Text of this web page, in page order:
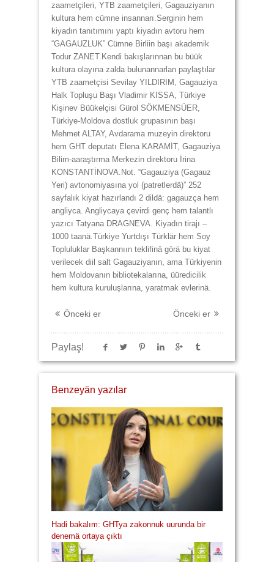
zaametçileri, YTB zaametçileri, Gagauziyanın
kultura hem cümne insannarı.Serginin hem
kiyadın tanıtımını yaptı kiyadın avtoru hem
“GAGAUZLUK” Cümne Birliin başı akademik
Todur ZANET.Kendi bakışlarınnan bu büük
kultura olayına zalda bulunannarlan paylaştılar
YTB zaametçisi Sevilay YILDIRIM, Gagauziya
Halk Topluşu Başı Vladimir KISSA, Türkiye
Kişinev Büükelçisi Gürol SÖKMENSÜER,
Türkiye-Moldova dostluk grupasının başı
Mehmet ALTAY, Avdarama muzeyin direktoru
hem GHT deputatı Elena KARAMİT, Gagauziya
Bilim-aaraştırma Merkezin direktoru İrina
KONSTANTİNOVA.Not. “Gagauziya (Gagauz
Yeri) avtonomiyasına yol (patretlerdä)” 252
sayfalık kiyat hazırlandı 2 dildä: gagauzça hem
angliyca. Angliycaya çevirdi genç hem talantlı
yazıcı Tatyana DRAGNEVA. Kiyadın tirajı –
1000 taanä.Türkiye Yurtdışı Türklär hem Soy
Topluluklar Başkannıın teklifinä görä bu kiyat
verilecek diil salt Gagauziyanın, ama Türkiyenin
hem Moldovanın bibliotekalarına, üüredicilik
hem kultura kuruluşlarına, yaratmak evlerinä.
Önceki er Önceki er
Paylaş!
Benzeyän yazılar
Hadi bakalım: GHTya zakonnuk uurunda bir
denemä ortaya çıktı